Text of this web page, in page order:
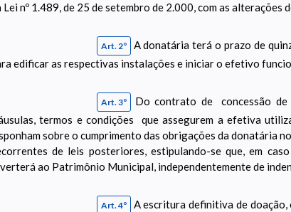
Lei nº 1.489, de 25 de setembro de 2.000, com as
Art. 2º
A donatária terá o prazo de
edificar as respectivas instalações e iniciar o efetivo
Art. 3º
Do contrato de concessão
termos e condições que assegurem a efetiva
sobre o cumprimento das obrigações da donatária
de leis posteriores, estipulando-se que, em
ao Patrimônio Municipal, independentemente de
Art. 4º
A escritura definitiva de